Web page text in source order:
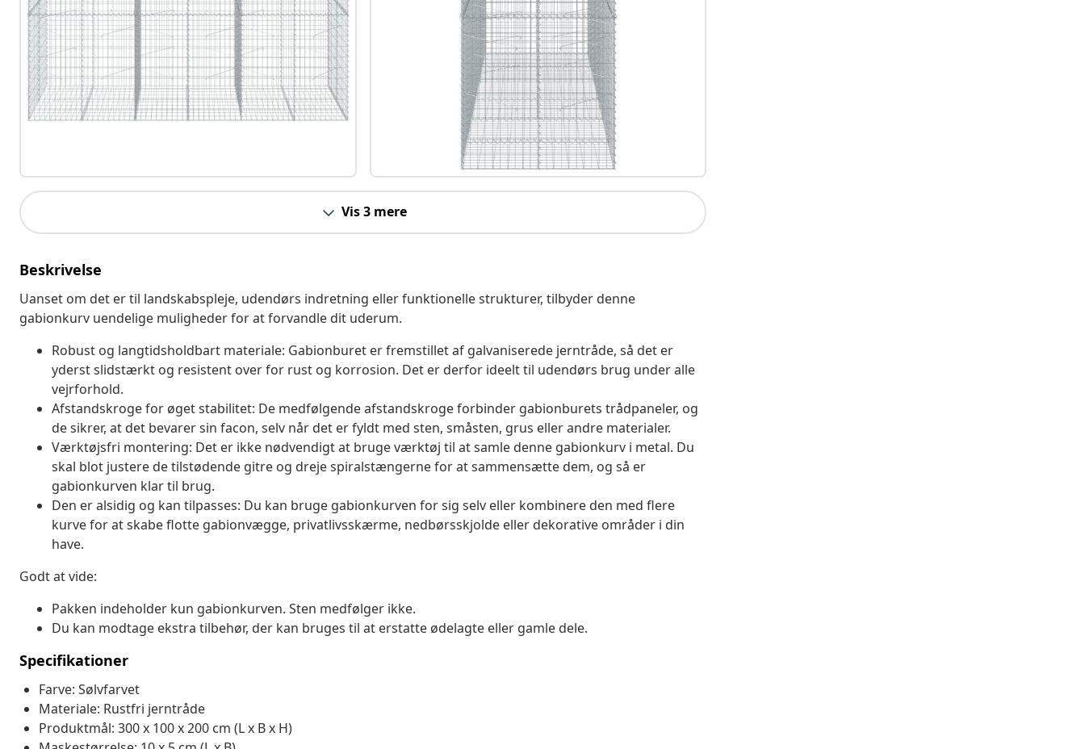
Vis 3 mere
Beskrivelse
Uanset om det er til landskabspleje, udendørs indretning eller funktionelle strukturer, tilbyder denne
gabionkurv uendelige muligheder for at forvandle dit uderum.
Robust og langtidsholdbart materiale: Gabionburet er fremstillet af galvaniserede jerntråde, så det er
yderst slidstærkt og resistent over for rust og korrosion. Det er derfor ideelt til udendørs brug under alle
vejrforhold.
Afstandskroge for øget stabilitet: De medfølgende afstandskroge forbinder gabionburets trådpaneler, og
de sikrer, at det bevarer sin facon, selv når det er fyldt med sten, småsten, grus eller andre materialer.
Værktøjsfri montering: Det er ikke nødvendigt at bruge værktøj til at samle denne gabionkurv i metal. Du
skal blot justere de tilstødende gitre og dreje spiralstængerne for at sammensætte dem, og så er
gabionkurven klar til brug.
Den er alsidig og kan tilpasses: Du kan bruge gabionkurven for sig selv eller kombinere den med flere
kurve for at skabe flotte gabionvægge, privatlivsskærme, nedbørsskjolde eller dekorative områder i din
have.
Godt at vide:
Pakken indeholder kun gabionkurven. Sten medfølger ikke.
Du kan modtage ekstra tilbehør, der kan bruges til at erstatte ødelagte eller gamle dele.
Specifikationer
Farve: Sølvfarvet
Materiale: Rustfri jerntråde
Produktmål: 300 x 100 x 200 cm (L x B x H)